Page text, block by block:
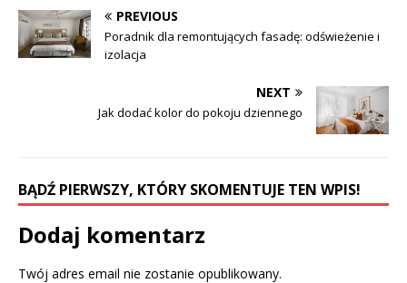
PREVIOUS
Poradnik dla remontujących fasadę: odświeżenie i
izolacja
NEXT
Jak dodać kolor do pokoju dziennego
BĄDŹ PIERWSZY, KTÓRY SKOMENTUJE TEN WPIS!
Dodaj komentarz
Twój adres email nie zostanie opublikowany.